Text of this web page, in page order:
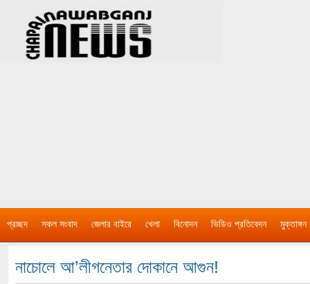
প্রচ্ছদ সকল সংবাদ জেলার বাইরে খেলা বিনোদন ভিডিও প্রতিবেদন মুক্তাঙ্গন
নাচোলে আ’লীগনেতার দোকানে আগুন!